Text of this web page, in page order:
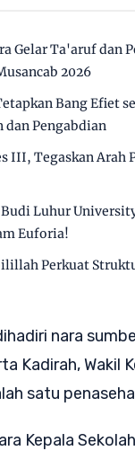
Gelar Ta'aruf dan
2026
Bang Efiet
dan Pengabdian
III, Tegaskan Arah
Luhur
Euforia!
Perkuat
nara
Kadirah, Wakil
satu
Kepala